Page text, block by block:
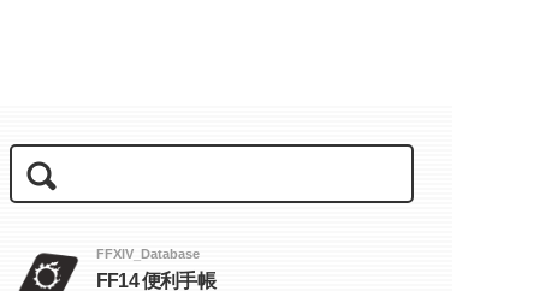
FFXIV_Database
FF14 便利手帳